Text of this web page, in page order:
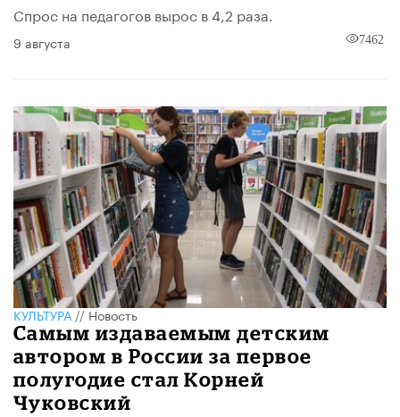
Спрос на педагогов вырос в 4,2 раза.
9 августа 7462
КУЛЬТУРА//Новость
Самым издаваемым детским
автором в России за первое
полугодие стал Корней
Чуковский